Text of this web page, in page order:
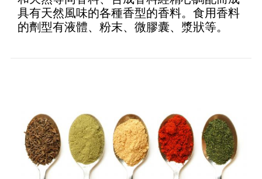
具有天然風味的各種香型的香料。食用香料
的劑型有液體、粉末、微膠囊、漿狀等。